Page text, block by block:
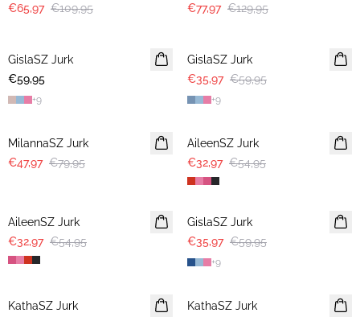
€65,97 €109,95
€77,97 €129,95
GislaSZ Jurk
€59,95
+9
GislaSZ Jurk
€35,97 €59,95
+9
MilannaSZ Jurk
€47,97 €79,95
AileenSZ Jurk
€32,97 €54,95
AileenSZ Jurk
€32,97 €54,95
-40%
GislaSZ Jurk
€35,97 €59,95
+9
KathaSZ Jurk
KathaSZ Jurk